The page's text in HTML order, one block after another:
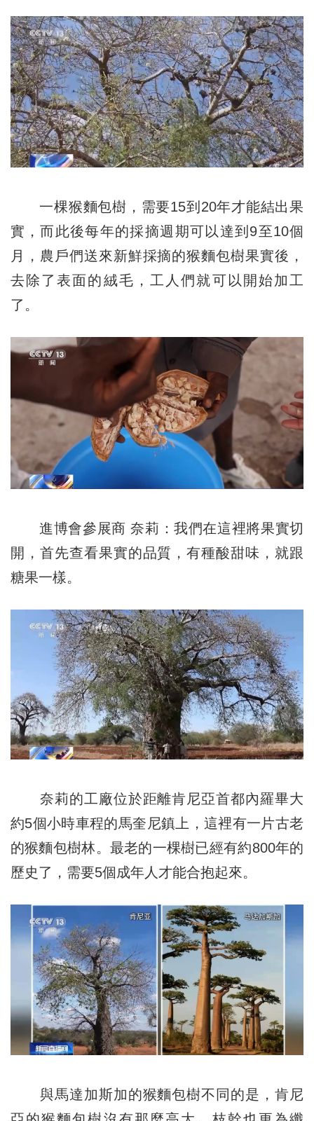
一棵猴麵包樹，需要15到20年才能結出果
實，而此後每年的採摘週期可以達到9至10個
月，農戶們送來新鮮採摘的猴麵包樹果實後，
去除了表面的絨毛，工人們就可以開始加工
了。
進博會參展商 奈莉：我們在這裡將果實切
開，首先查看果實的品質，有種酸甜味，就跟
糖果一樣。
奈莉的工廠位於距離肯尼亞首都內羅畢大
約5個小時車程的馬奎尼鎮上，這裡有一片古老
的猴麵包樹林。最老的一棵樹已經有約800年的
歷史了，需要5個成年人才能合抱起來。
與馬達加斯加的猴麵包樹不同的是，肯尼